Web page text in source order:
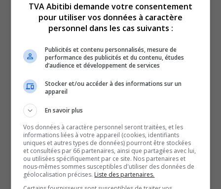
d’Amos, Nouvelle Frontière; les 27 chambres sont prises.
Le directeur de l’hôtel des Eskers, Luc Nolet, se dit prêt à
Il explique également que les réservations vont de bon
train en ce moment, en raison du pow-wow, mais aussi
grâce aux colloques des peuples autochtones.
Après deux ans de pandémie, le pow-wow fait des
heureux, on sent d’ailleurs tout un engouement autour de
La conseillère qui siège au comité du pow-wow, Chantal
Kistabish, explique que les citoyens demandaient
régulièrement si ça allait revenir.
Au moment de l’annonce du retour du pow-wow, les
TVA Abitibi demande votre consentement
pour utiliser vos données à caractère
personnel dans les cas suivants :
Publicités et contenu personnalisés, mesure de
performance des publicités et du contenu, études
d’audience et développement de services
Stocker et/ou accéder à des informations sur un
appareil
En savoir plus
Vos données à caractère personnel seront traitées, et les
informations liées à votre appareil (cookies, identifiants
uniques et autres types de données) pourront être stockées
et consultées par 66 partenaires, ainsi que partagées avec lui,
ou utilisées spécifiquement par ce site. Nos partenaires et
nous-mêmes sommes susceptibles d'utiliser des données de
géolocalisation précises. Liste des partenaires.